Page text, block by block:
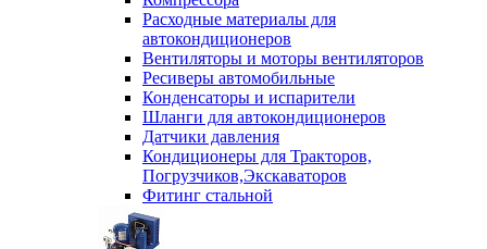
Расходные материалы для
автокондиционеров
Вентиляторы и моторы вентиляторов
Ресиверы автомобильные
Конденсаторы и испарители
Шланги для автокондиционеров
Датчики давления
Кондиционеры для Тракторов,
Погрузчиков,Экскаваторов
Фитинг стальной